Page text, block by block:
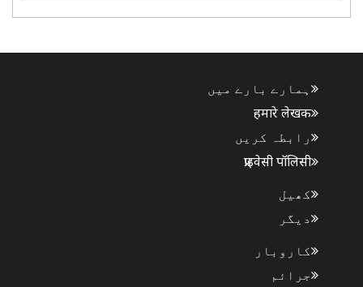
ہمارے بارے میں
हमारे लेखक
رابطہ کریں
प्राइवेसी पॉलिसी
کھیل
دیگر
کاروبار
جرائم